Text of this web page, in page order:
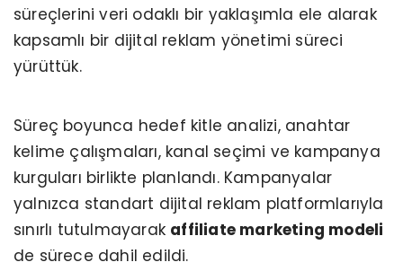
süreçlerini veri odaklı bir yaklaşımla ele alarak
kapsamlı bir dijital reklam yönetimi süreci
yürüttük.
Süreç boyunca hedef kitle analizi, anahtar
kelime çalışmaları, kanal seçimi ve kampanya
kurguları birlikte planlandı. Kampanyalar
yalnızca standart dijital reklam platformlarıyla
sınırlı tutulmayarak affiliate marketing modeli
de sürece dahil edildi.